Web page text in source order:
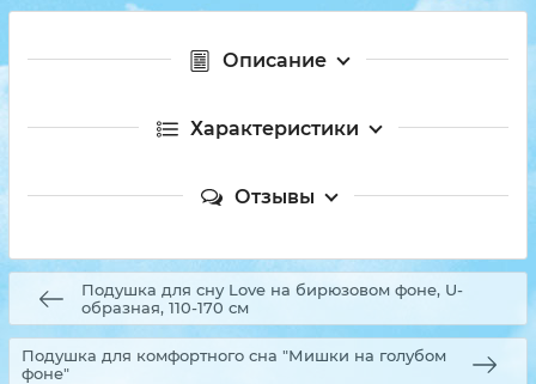
Описание
Характеристики
Отзывы
Подушка для сну Love на бирюзовом фоне, U-
образная, 110-170 см
Подушка для комфортного сна "Мишки на голубом
фоне"